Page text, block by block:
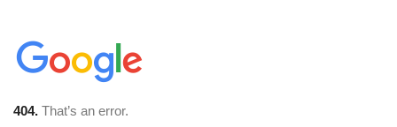
404. That’s an error.